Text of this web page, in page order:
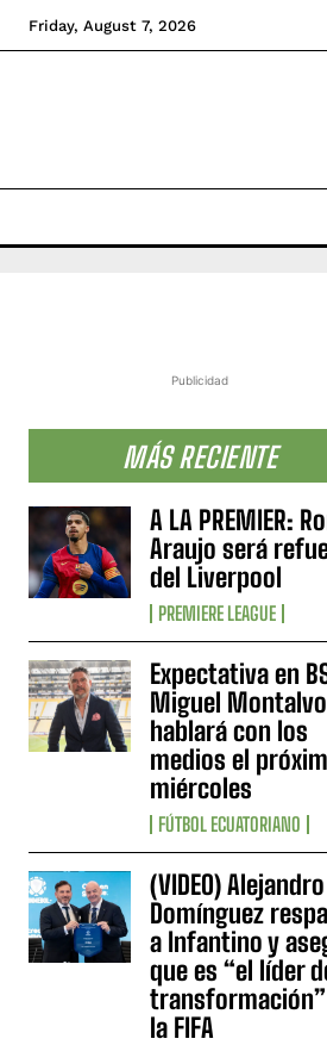
Friday, August 7, 2026
Publicidad
MÁS RECIENTE
A LA PREMIER:
Araujo será
del Liverpool
PREMIERE LEAGUE
Expectativa en
Miguel Montalvo
hablará con los
medios el
miércoles
FÚTBOL ECUATORIANO
(VIDEO) Alejandro
Domínguez
a Infantino y
que es “el líder
la FIFA